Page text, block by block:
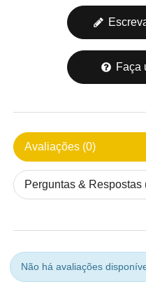
Faça
Avaliações (0)
Perguntas & Respostas
Não há avaliações